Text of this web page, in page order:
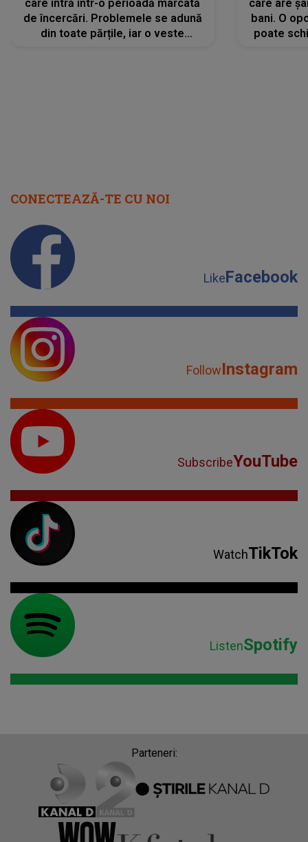
care intră într-o perioadă marcată
de încercări. Problemele se adună
din toate părțile, iar o veste
care are
bani. O
poate
CONECTEAZĂ-TE CU NOI
LikeFacebook
FollowInstagram
SubscribeYouTube
WatchTikTok
ListenSpotify
Parteneri: